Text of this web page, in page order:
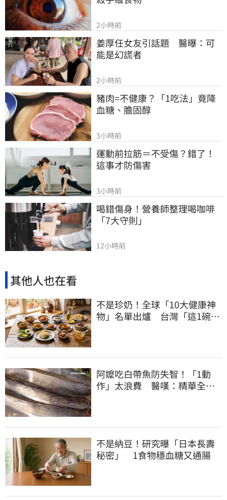
2小時前
姜厚任女友引話題　醫曝：可
能是幻謊者
2小時前
豬肉=不健康？「1吃法」竟降
血糖、膽固醇
3小時前
運動前拉筋＝不受傷？錯了！
這事才防傷害
3小時前
喝錯傷身！營養師整理喝咖啡
「7大守則」
12小時前
其他人也在看
不是珍奶！全球「10大健康神
物」名單出爐 台灣「這1碗」
阿嬤吃白帶魚防失智！「1動
作」太浪費 醫嘆：精華全沒
不是納豆！研究曝「日本長壽
秘密」 1食物穩血糖又通腸